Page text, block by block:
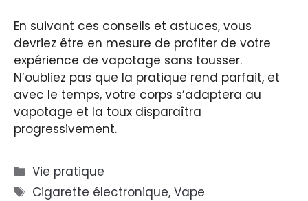
En suivant ces conseils et astuces, vous
devriez être en mesure de profiter de votre
expérience de vapotage sans tousser.
N’oubliez pas que la pratique rend parfait, et
avec le temps, votre corps s’adaptera au
vapotage et la toux disparaîtra
progressivement.
Catégories
Vie pratique
Étiquettes
Cigarette électronique,Vape